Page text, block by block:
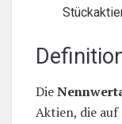
Die
Aktien, die